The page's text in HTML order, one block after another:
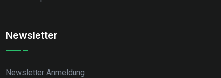
Newsletter
Newsletter Anmeldung